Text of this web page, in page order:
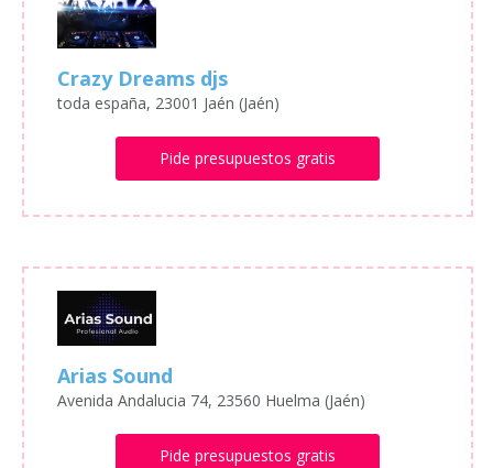
Crazy Dreams djs
toda españa, 23001 Jaén (Jaén)
Pide presupuestos gratis
Arias Sound
Avenida Andalucia 74, 23560 Huelma (Jaén)
Pide presupuestos gratis